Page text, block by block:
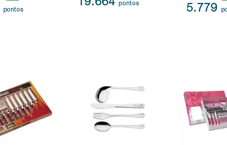
pontos
19.664pontos 5.779